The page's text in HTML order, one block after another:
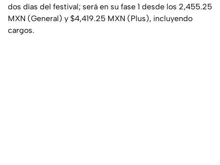
dos días del festival; será en su fase 1 desde los 2,455.25
MXN (General) y $4,419.25 MXN (Plus), incluyendo
cargos.